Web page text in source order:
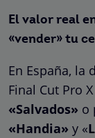
El valor real
«vender» tu
En España, la
Final Cut Pro
«Salvados» o
«Handia» y «